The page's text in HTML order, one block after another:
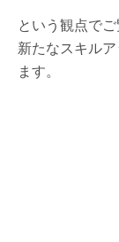
という観点で
新たなスキル
ます。